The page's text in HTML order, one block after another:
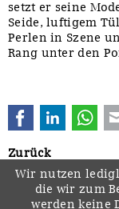
setzt er seine
Seide, luftigem
Perlen in Szene
Rang unter den
FacebookLinkedIn
Zurück
Wir nutzen
die wir zum
werden keine